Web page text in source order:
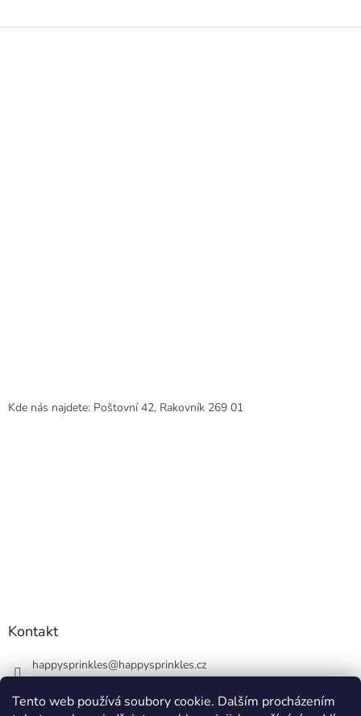
Tento web používá soubory cookie. Dalším procházením
Z
Kde nás najdete: Poštovní 42, Rakovník 269 01
Kontakt
happysprinkles@happysprinkles.cz